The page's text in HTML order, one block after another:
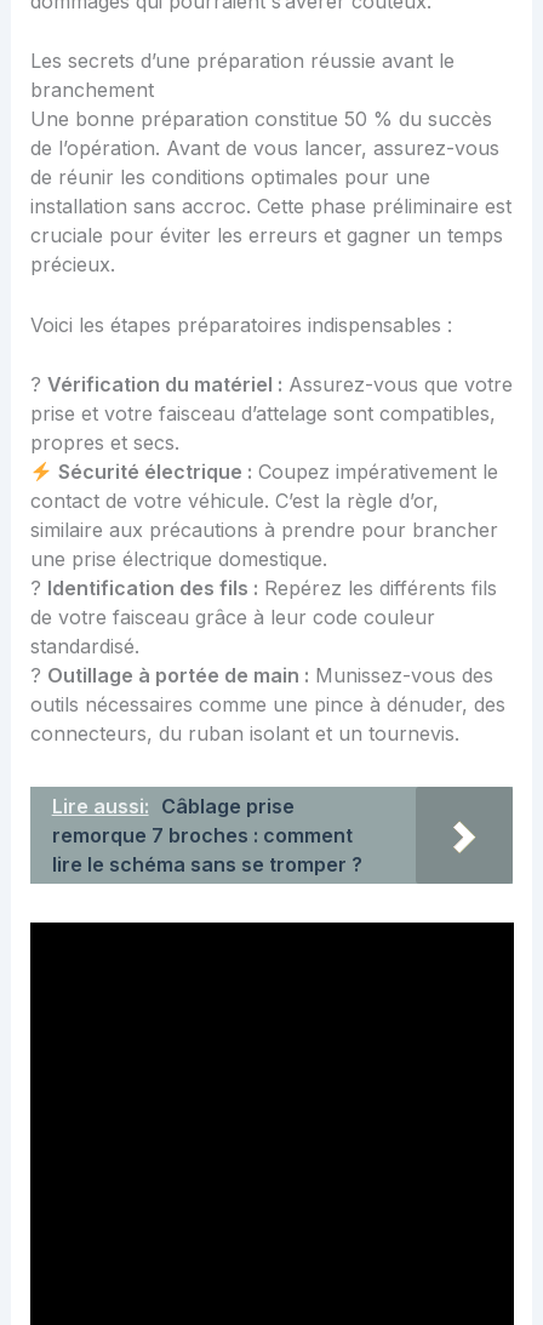
Les secrets d’une préparation réussie avant le
branchement
Une bonne préparation constitue 50 % du succès
de l’opération. Avant de vous lancer, assurez-vous
de réunir les conditions optimales pour une
installation sans accroc. Cette phase préliminaire est
cruciale pour éviter les erreurs et gagner un temps
précieux.
Voici les étapes préparatoires indispensables :
? Vérification du matériel : Assurez-vous que votre
prise et votre faisceau d’attelage sont compatibles,
propres et secs.
Sécurité électrique : Coupez impérativement le
contact de votre véhicule. C’est la règle d’or,
similaire aux précautions à prendre pour brancher
une prise électrique domestique.
? Identification des fils : Repérez les différents fils
de votre faisceau grâce à leur code couleur
standardisé.
?️ Outillage à portée de main : Munissez-vous des
outils nécessaires comme une pince à dénuder, des
connecteurs, du ruban isolant et un tournevis.
Lire aussi: Câblage prise
remorque 7 broches : comment
lire le schéma sans se tromper ?